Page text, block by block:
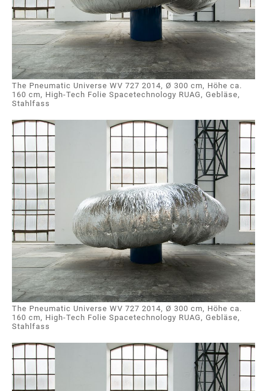
The Pneumatic Universe WV 727 2014, Ø 300 cm, Höhe ca.
160 cm, High-Tech Folie Spacetechnology RUAG, Gebläse,
Stahlfass
The Pneumatic Universe WV 727 2014, Ø 300 cm, Höhe ca.
160 cm, High-Tech Folie Spacetechnology RUAG, Gebläse,
Stahlfass